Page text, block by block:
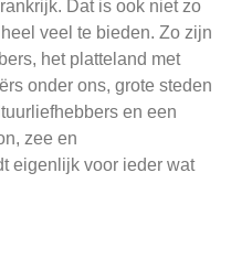
Dat is ook niet zo
veel te bieden. Zo zijn
het platteland met
onder ons, grote steden
en een
zee en
eigenlijk voor ieder wat